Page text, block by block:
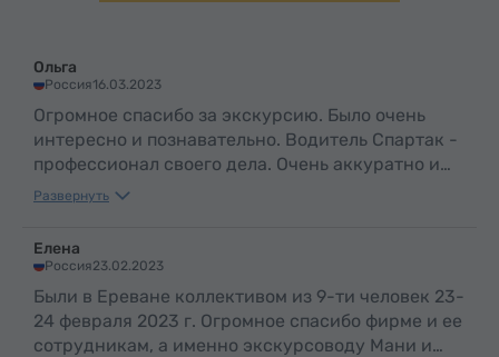
и вызывала желание
псалмы в древних церквях и
незабываемым. Со мной Вас
ждёт безопасная,
познавательная и яркая
Ольга
Россия16.03.2023
Огромное спасибо за экскурсию. Было очень
интересно и познавательно. Водитель Спартак -
профессионал своего дела. Очень аккуратно и
безопасно провёл всё время пути. Экскурсовод
экскурсии и искромётный юмор покорили всех
экскурсантов. Буду советовать вашу фирму
своим друзьям.
Развернуть
Елена
Россия23.02.2023
Были в Ереване коллективом из 9-ти человек 23-
24 февраля 2023 г. Огромное спасибо фирме и ее
сотрудникам, а именно экскурсоводу Мани и